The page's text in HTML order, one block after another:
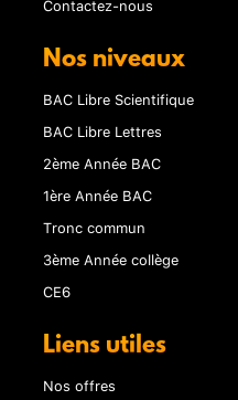
Nos niveaux
BAC Libre Scientifique
BAC Libre Lettres
2ème Année BAC
1ère Année BAC
Tronc commun
3ème Année collège
CE6
Liens utiles
Nos offres